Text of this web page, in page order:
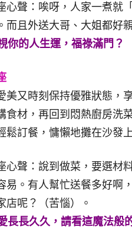
心聲：唉呀，人家一煮就
而且外送大哥、大姐都好
你的人生運，福祿滿門？
美又時刻保持優雅狀態，
食材，再回到悶熱廚房洗
鬆訂餐，慵懶地攤在沙發
心聲：說到做菜，要選材
易。有人幫忙送餐多好啊
店呢？（苦惱）。
長長久久，請看這魔法般